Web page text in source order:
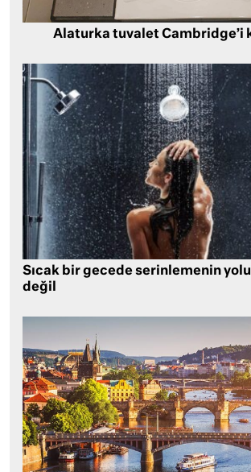
Alaturka tuvalet Cambridge’i
Sıcak bir gecede serinlemenin
değil